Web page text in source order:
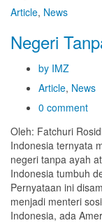
Article, News
Negeri
by IMZ
Article, News
0 comment
Oleh: Fatchuri
Indonesia ternyata
negeri tanpa ayah
Indonesia tumbuh
Pernyataan ini
menjadi menteri
Indonesia, ada